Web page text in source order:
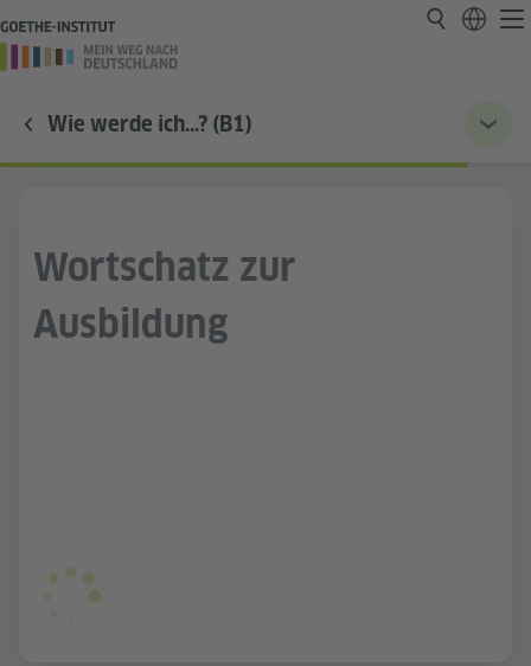
Wie werde ich…? (B1)
Wortschatz zur
Ausbildung